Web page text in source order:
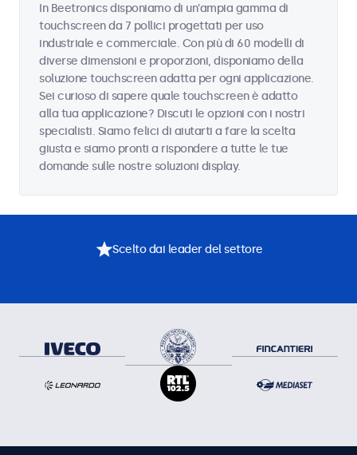
In Beetronics disponiamo di un'ampia gamma di
touchscreen da 7 pollici progettati per uso
industriale e commerciale. Con più di 60 modelli di
diverse dimensioni e proporzioni, disponiamo della
soluzione touchscreen adatta per ogni applicazione.
Sei curioso di sapere quale touchscreen è adatto
alla tua applicazione? Discuti le opzioni con i nostri
specialisti. Siamo felici di aiutarti a fare la scelta
giusta e siamo pronti a rispondere a tutte le tue
domande sulle nostre soluzioni display.
Scelto dai leader del settore